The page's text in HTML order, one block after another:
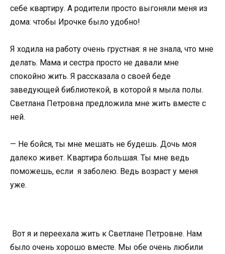
себе квартиру. А родители просто выгоняли меня из
дома: чтобы Ирочке было удобно!
Я ходила на работу очень грустная: я не знала, что мне
делать. Мама и сестра просто не давали мне
спокойно жить. Я рассказала о своей беде
заведующей библиотекой, в которой я мыла полы.
Светлана Петровна предложила мне жить вместе с
ней.
— Не бойся, ты мне мешать не будешь. Дочь моя
далеко живет. Квартира большая. Ты мне ведь
поможешь, если я заболею. Ведь возраст у меня
уже.
Вот я и переехала жить к Светлане Петровне. Нам
было очень хорошо вместе. Мы обе очень любили